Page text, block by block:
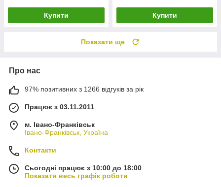
Купити Купити
Показати ще
Про нас
97% позитивних з 1266 відгуків за рік
Працює з 03.11.2011
м. Івано-Франківськ
Івано-Франківськ, Україна
Контакти
Сьогодні працює з 10:00 до 18:00
Показати весь графік роботи